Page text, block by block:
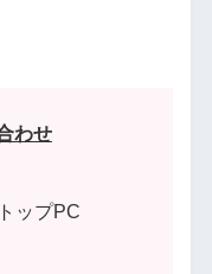
わせ
ップPC